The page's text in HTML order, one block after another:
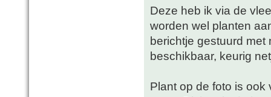
Deze heb ik via de
worden wel planten
berichtje gestuurd met
beschikbaar, keurig
Plant op de foto is